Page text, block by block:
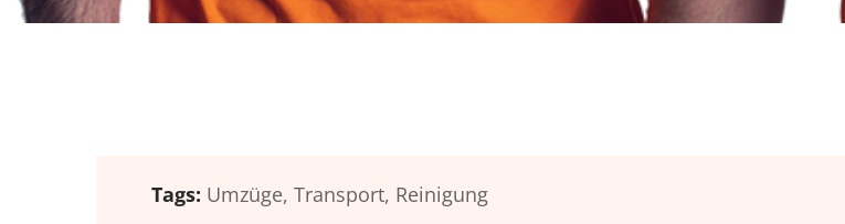
Tags: Umzüge, Transport, Reinigung